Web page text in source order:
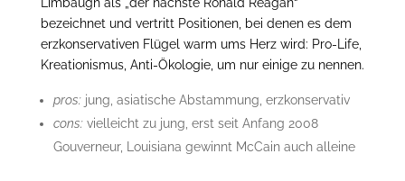
bezeichnet und vertritt Positionen, bei denen es dem
erzkonservativen Flügel warm ums Herz wird: Pro-Life,
Kreationismus, Anti-Ökologie, um nur einige zu nennen.
pros:jung, asiatische Abstammung, erzkonservativ
cons:vielleicht zu jung, erst seit Anfang 2008
Gouverneur, Louisiana gewinnt McCain auch alleine